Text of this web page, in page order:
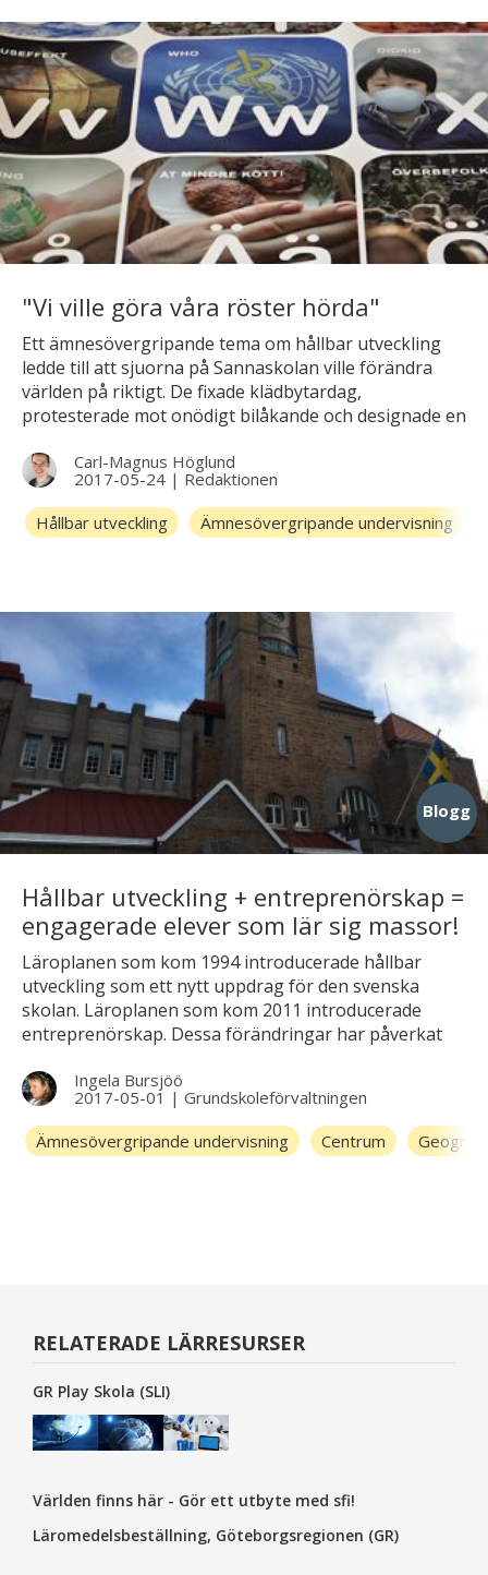
"Vi ville göra våra röster hörda"
Ett ämnesövergripande tema om hållbar utveckling
ledde till att sjuorna på Sannaskolan ville förändra
världen på riktigt. De fixade klädbytardag,
protesterade mot onödigt bilåkande och designade en
Carl-Magnus Höglund
2017-05-24 | Redaktionen
Hållbar utveckling
Ämnesövergripande undervisning
Blogg
Hållbar utveckling + entreprenörskap =
engagerade elever som lär sig massor!
Läroplanen som kom 1994 introducerade hållbar
utveckling som ett nytt uppdrag för den svenska
skolan. Läroplanen som kom 2011 introducerade
entreprenörskap. Dessa förändringar har påverkat
stor variation mellan landets skolor, förmodligen även
inom skolorna. Jag tänkte därför konkretisera hur det
ser ut på den skola jag arbetar på,
Johannebergsskolan Elyseum åk 6-9, samt vilken
Ingela Bursjöö
2017-05-01 | Grundskoleförvaltningen
Ämnesövergripande undervisning
Centrum Geografi
RELATERADE LÄRRESURSER
GR Play Skola (SLI)
Världen finns här - Gör ett utbyte med sfi!
Läromedelsbeställning, Göteborgsregionen (GR)